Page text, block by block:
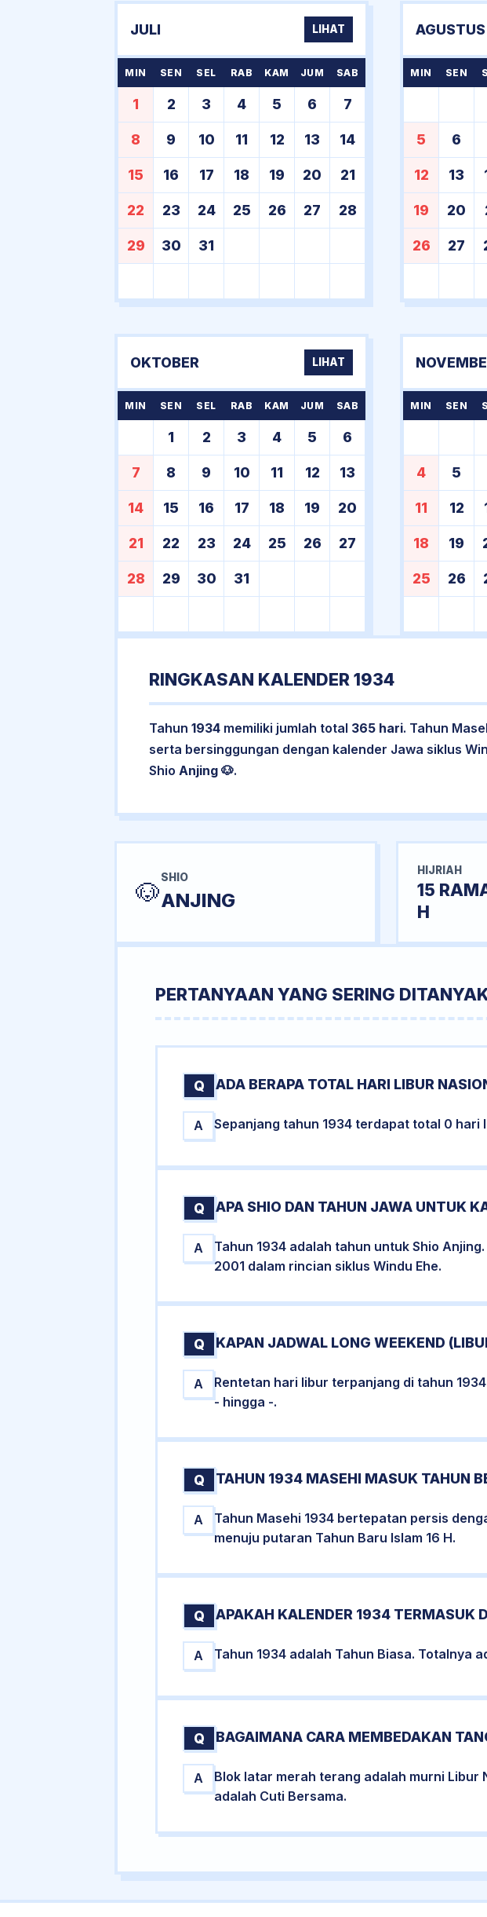
JULI LIHAT
MIN SEN SEL RAB KAM JUM SAB
1 2 3 4 5 6 7
8 9 10 11 12 13 14
15 16 17 18 19 20 21
22 23 24 25 26 27 28
29 30 31
AGUSTUS
MIN SEN
5 6
12 13
19 20
26 27
OKTOBER LIHAT
MIN SEN SEL RAB KAM JUM SAB
1 2 3 4 5 6
7 8 9 10 11 12 13
14 15 16 17 18 19 20
21 22 23 24 25 26 27
28 29 30 31
MIN SEN
4 5
11 12
18 19
25 26
RINGKASAN KALENDER 1934
Tahun 1934 memiliki jumlah total 365 hari. Tahun
serta bersinggungan dengan kalender Jawa siklus
Shio Anjing 🐶.
🐶SHIO
ANJING
HIJRIAH
15
H
PERTANYAAN YANG SERING
Q ADA BERAPA TOTAL HARI LIBUR
A Sepanjang tahun 1934 terdapat total 0
Q APA SHIO DAN TAHUN JAWA UNTUK
A
Tahun 1934 adalah tahun untuk Shio
2001 dalam rincian siklus Windu Ehe.
Q KAPAN JADWAL LONG WEEKEND
A
Rentetan hari libur terpanjang di tahun
- hingga -.
Q TAHUN 1934 MASEHI MASUK TAHUN
A
Tahun Masehi 1934 bertepatan persis
menuju putaran Tahun Baru Islam 16 H.
Q APAKAH KALENDER 1934 TERMASUK
A Tahun 1934 adalah Tahun Biasa. Totalnya
Q BAGAIMANA CARA MEMBEDAKAN
A
Blok latar merah terang adalah murni
adalah Cuti Bersama.